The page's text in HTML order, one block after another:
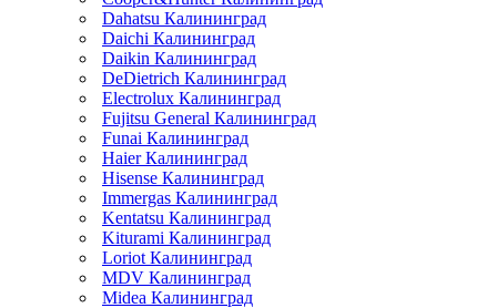
Dahatsu Калининград
Daichi Калининград
Daikin Калининград
DeDietrich Калининград
Electrolux Калининград
Fujitsu General Калининград
Funai Калининград
Haier Калининград
Hisense Калининград
Immergas Калининград
Kentatsu Калининград
Kiturami Калининград
Loriot Калининград
MDV Калининград
Midea Калининград